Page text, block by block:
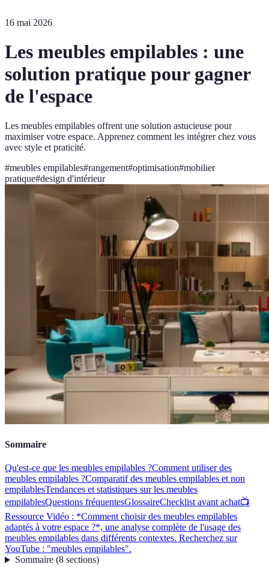
16 mai 2026
Les meubles empilables : une
solution pratique pour gagner
de l'espace
Les meubles empilables offrent une solution astucieuse pour
maximiser votre espace. Apprenez comment les intégrer chez vous
avec style et praticité.
#meubles empilables#rangement#optimisation#mobilier
pratique#design d'intérieur
Sommaire
Qu'est-ce que les meubles empilables ?Comment utiliser des
meubles empilables ?Comparatif des meubles empilables et non
empilablesTendances et statistiques sur les meubles
empilablesQuestions fréquentesGlossaireChecklist avant achat📺
Ressource Vidéo : *Comment choisir des meubles empilables
adaptés à votre espace ?*, une analyse complète de l'usage des
meubles empilables dans différents contextes. Recherchez sur
YouTube : "meubles empilables".
Sommaire(8 sections)